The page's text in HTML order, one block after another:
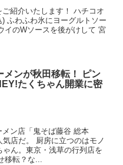
紹介いたします！ ハチコオ
ふわふわ氷にヨーグルトソー
イのWソースを後がけして 宮
メンが秋田移転！ ピン
たくちゃん開業に密
ン店「鬼そば藤谷 総本
店だ。 厨房に立つのはモノ
ん。東京・浅草の行列店を
転？な...